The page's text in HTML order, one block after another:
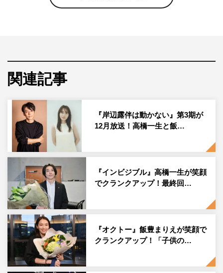
社 ©NHK・PICS
高橋一生、飯豊まりえが出演するドラマ『岸辺露伴は動か
より2夜連続で放送。古川琴音、柊木陽太のゲスト出演も
併せて発表された。
「ヘブンズ・ドアー 今、心の扉は開かれる―――」。相
手を本にして、生い立ちや秘密を読み、指示を書き込むこ
ともできる特殊な力“ヘブンズ・ドアー”を持つ漫画家の岸
辺露伴が、編集者の泉京香とともに奇怪な事件や不可思議
な現象に立ち向かうドラマ『岸辺露伴は動かない』。
本作は『ジョジョの奇妙な冒険』シリーズで世界的な人気
を誇る荒木飛呂彦・原作の漫画を、主演・岸辺露伴役に高
橋一生、京香役に飯豊まりえを据えて実写化。そして、
2020年末放送の第1～3話、2021年末放送の第4～6話に続
関連記事
『岸辺露伴は動かない』第3期が
12月放送！高橋一生と飯…
『インビジブル』高橋一生が笑顔
でクランクアップ！最終回…
『オクトー』飯豊まりえが笑顔で
クランクアップ！「子供の…